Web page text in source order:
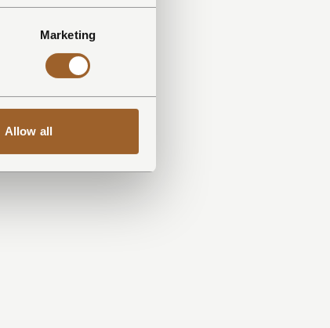
Marketing
Allow all